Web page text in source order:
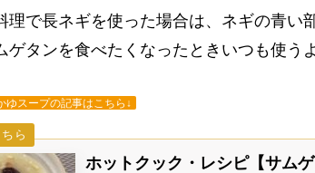
理で長ネギを使った場合は、ネギの青い
ゲタンを食べたくなったときいつも使う
ゆスープの記事はこちら↓
ホットクック・レシピ【サム